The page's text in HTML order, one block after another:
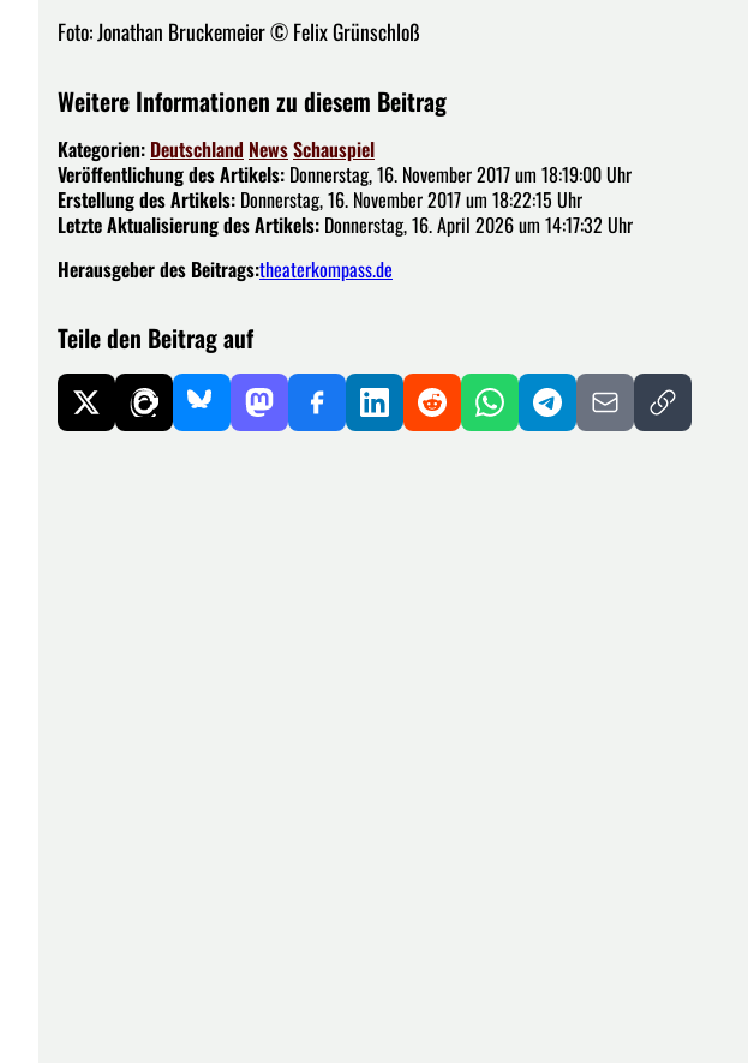
Foto: Jonathan Bruckemeier © Felix Grünschloß
Weitere Informationen zu diesem Beitrag
Kategorien: Deutschland NewsSchauspiel
Veröffentlichung des Artikels: Donnerstag, 16. November 2017 um 18:19:00 Uhr
Erstellung des Artikels: Donnerstag, 16. November 2017 um 18:22:15 Uhr
Letzte Aktualisierung des Artikels: Donnerstag, 16. April 2026 um 14:17:32 Uhr
Herausgeber des Beitrags:theaterkompass.de
Teile den Beitrag auf